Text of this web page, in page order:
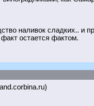
наливок сладких.. и
остается фактом.